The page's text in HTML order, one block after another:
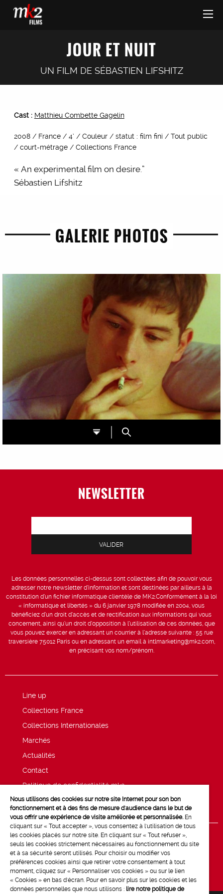
JOUR ET NUIT
UN FILM DE SÉBASTIEN LIFSHITZ
Cast : Matthieu Combette Gagelin
2008 / France / 4’ / Couleur / statut : film fini / Tout public
/ court-métrage / Collections France
« An experimental film on desire.”
Sébastien Lifshitz
GALERIE PHOTOS
NEWSLETTER
Les données personnelles ci-dessus sont collectées afin de pouvoir vous
adresser notre newsletter d’information et sont destinées par ailleurs à la
constitution d’un fichier informatique clientèle de MK2.Conformément à la loi
« informatique et libertés » du 6 janvier 1978 modifiée en 2004, vous
bénéficiez d’un droit d’accès et de rectification aux informations qui vous
concernent, ainsi qu’un droit d’opposition à l’utilisation de ces données, que
vous pouvez exercer en adressant un courrier à l’adresse suivante : 55 rue
traversière 75012 Paris ou en adressant un email à intlmarketing@mk2.com,
en précisant vos nom/prénom.
Line up
Collections France
Collections Internationales
Marchés
Actualités
Contact
Politique de confidentialité mk2
Mentions légales
Nous utilisons des cookies sur notre site Internet pour son bon
fonctionnement et à des fins de mesure d'audience dans le but de
vous offrir une expérience de visite améliorée et personnalisée. En
cliquant sur « Tout accepter », vous consentez à l'utilisation de tous
les cookies placés sur notre site. En cliquant sur « Tout refuser »,
seuls les cookies strictement nécessaires au fonctionnement du site
et à sa sécurité seront utilisés. Pour choisir ou modifier vos
préférences cookies ainsi que retirer votre consentement à tout
moment, cliquez sur « Personnaliser vos cookies » ou sur le lien
« Cookies » en bas d'écran. Pour en savoir plus sur les cookies et les
données personnelles que nous utilisons : lire notre politique de